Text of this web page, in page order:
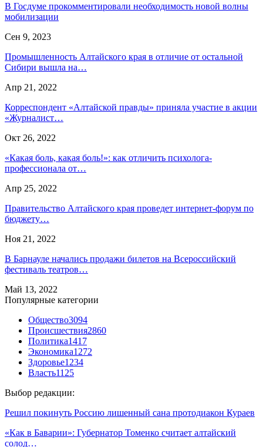
В Госдуме прокомментировали необходимость новой волны
мобилизации
Сен 9, 2023
Промышленность Алтайского края в отличие от остальной
Сибири вышла на…
Апр 21, 2022
Корреспондент «Алтайской правды» приняла участие в акции
«Журналист…
Окт 26, 2022
«Какая боль, какая боль!»: как отличить психолога-
профессионала от…
Апр 25, 2022
Правительство Алтайского края проведет интернет-форум по
бюджету…
Ноя 21, 2022
В Барнауле начались продажи билетов на Всероссийский
фестиваль театров…
Май 13, 2022
Популярные категории
Общество3094
Происшествия2860
Политика1417
Экономика1272
Здоровье1234
Власть1125
Выбор редакции:
Решил покинуть Россию лишенный сана протодиакон Кураев
«Как в Баварии»: Губернатор Томенко считает алтайский
солод…